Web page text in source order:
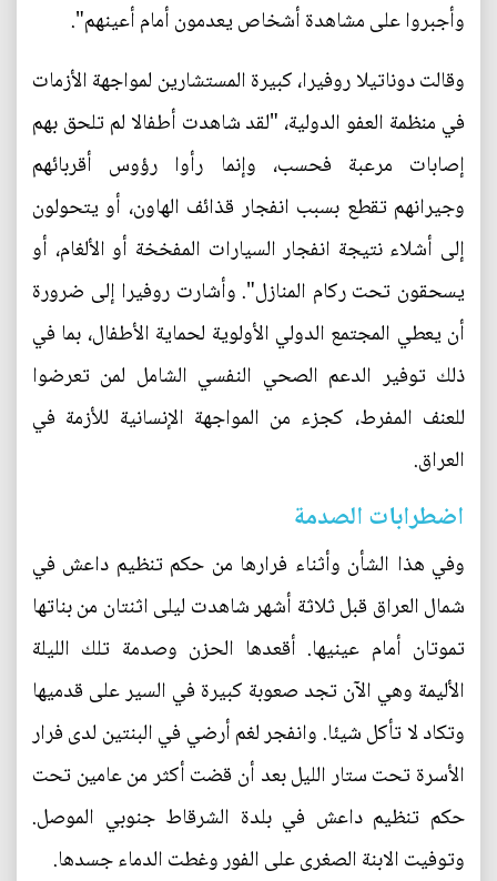
وأجبروا على مشاهدة أشخاص يعدمون أمام أعينهم".
وقالت دوناتيلا روفيرا، كبيرة المستشارين لمواجهة الأزمات
في منظمة العفو الدولية، "لقد شاهدت أطفالا لم تلحق بهم
إصابات مرعبة فحسب، وإنما رأوا رؤوس أقربائهم
وجيرانهم تقطع بسبب انفجار قذائف الهاون، أو يتحولون
إلى أشلاء نتيجة انفجار السيارات المفخخة أو الألغام، أو
يسحقون تحت ركام المنازل". وأشارت روفيرا إلى ضرورة
أن يعطي المجتمع الدولي الأولوية لحماية الأطفال، بما في
ذلك توفير الدعم الصحي النفسي الشامل لمن تعرضوا
للعنف المفرط، كجزء من المواجهة الإنسانية للأزمة في
العراق.
اضطرابات الصدمة
وفي هذا الشأن وأثناء فرارها من حكم تنظيم داعش في
شمال العراق قبل ثلاثة أشهر شاهدت ليلى اثنتان من بناتها
تموتان أمام عينيها. أقعدها الحزن وصدمة تلك الليلة
الأليمة وهي الآن تجد صعوبة كبيرة في السير على قدميها
وتكاد لا تأكل شيئا. وانفجر لغم أرضي في البنتين لدى فرار
الأسرة تحت ستار الليل بعد أن قضت أكثر من عامين تحت
حكم تنظيم داعش في بلدة الشرقاط جنوبي الموصل.
وتوفيت الابنة الصغرى على الفور وغطت الدماء جسدها.